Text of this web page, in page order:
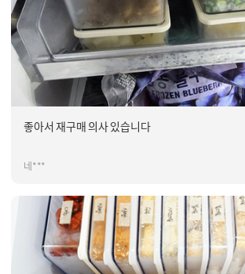
좋아서 재구매 의사 있습니다
네***